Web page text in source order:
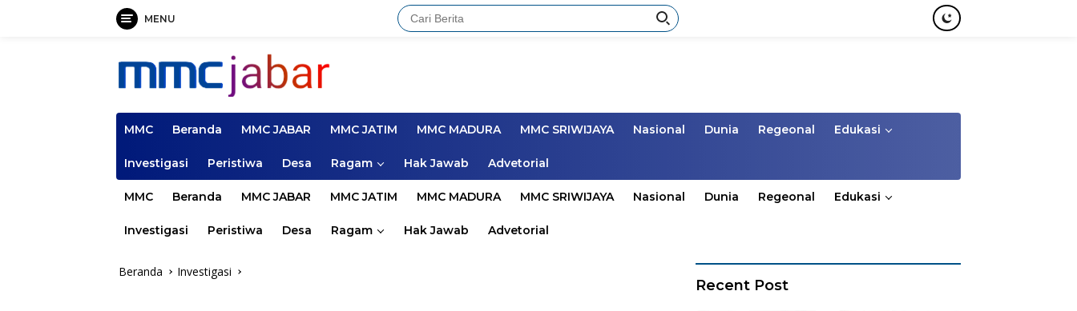
MENU
MMC Beranda MMC JABAR MMC JATIM MMC MADURA MMC SRIWIJAYA Nasional Dunia Regeonal Edukasi
Investigasi Peristiwa Desa Ragam Hak Jawab Advetorial
MMC Beranda MMC JABAR MMC JATIM MMC MADURA MMC SRIWIJAYA Nasional Dunia Regeonal Edukasi
Investigasi Peristiwa Desa Ragam Hak Jawab Advetorial
Beranda Investigasi
Recent Post